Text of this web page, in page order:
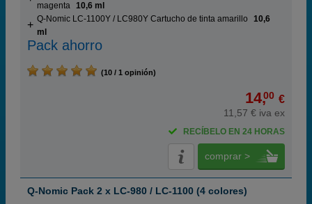
magenta 10,6 ml
Q-Nomic LC-1100Y / LC980Y Cartucho de tinta amarillo
10,6
ml
Pack ahorro
(10 / 1 opinión)
14,00 €
11,57 € iva ex
RECÍBELO EN 24 HORAS
comprar >
Q-Nomic Pack 2 x LC-980 / LC-1100 (4 colores)